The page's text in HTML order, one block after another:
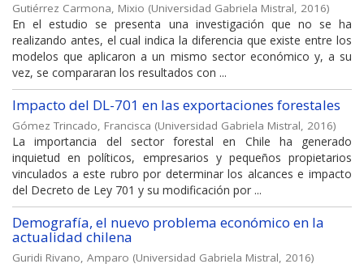
Gutiérrez Carmona, Mixio (Universidad Gabriela Mistral, 2016)
En el estudio se presenta una investigación que no se ha
realizando antes, el cual indica la diferencia que existe entre los
modelos que aplicaron a un mismo sector económico y, a su
vez, se compararan los resultados con ...
Impacto del DL-701 en las exportaciones forestales
Gómez Trincado, Francisca (Universidad Gabriela Mistral, 2016)
La importancia del sector forestal en Chile ha generado
inquietud en políticos, empresarios y pequeños propietarios
vinculados a este rubro por determinar los alcances e impacto
del Decreto de Ley 701 y su modificación por ...
Demografía, el nuevo problema económico en la
actualidad chilena
Guridi Rivano, Amparo (Universidad Gabriela Mistral, 2016)